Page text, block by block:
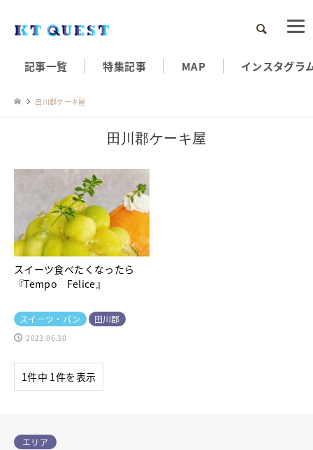
検索
記事一覧 特集記事 MAP インスタグラ
田川郡ケーキ屋
田川郡ケーキ屋
スイーツ食べたくなったら
『Tempo Felice』
スイーツ・パン 田川郡
2023.06.30
1件中 1件を表示
エリア